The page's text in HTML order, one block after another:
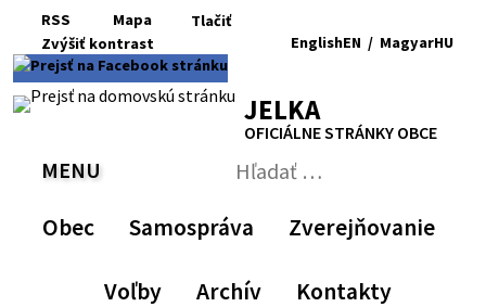
Preskočiť
obsah
RSS
RSS
Mapa
Mapa
Tlačiť
Zvýšiť kontrast
Zvýšiť
kontrast
Zmenšiť
veľkosť
Nastaviť
pôvodnú
veľkosť
písma
veľkosť
písma
EnglishEN
English
/ MagyarHU
Magyar
JELKA
OFICIÁLNE STRÁNKY OBCE
PREPNÚŤ
MENU
Obec Samospráva Zverejňovanie
Voľby Archív Kontakty
Hľadať:
formulár